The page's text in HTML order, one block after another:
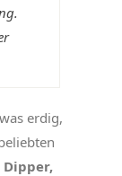
erdig,
Dipper,